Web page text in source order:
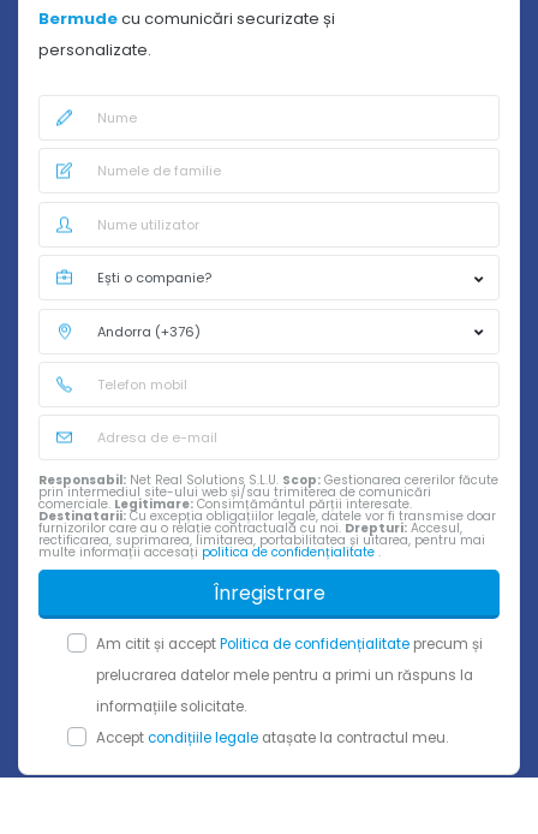
Bermudecu comunicări securizate și
personalizate.
Responsabil: Net Real Solutions S.L.U. Scop: Gestionarea cererilor făcute
prin intermediul site-ului web și/sau trimiterea de comunicări
comerciale. Legitimare: Consimțământul părții interesate.
Destinatarii: Cu excepția obligațiilor legale, datele vor fi transmise doar
furnizorilor care au o relație contractuală cu noi. Drepturi: Accesul,
rectificarea, suprimarea, limitarea, portabilitatea și uitarea, pentru mai
multe informații accesați politica de confidențialitate .
Înregistrare
Am citit și acceptPolitica de confidențialitate precum și
prelucrarea datelor mele pentru a primi un răspuns la
informațiile solicitate.
Acceptcondițiile legale atașate la contractul meu.